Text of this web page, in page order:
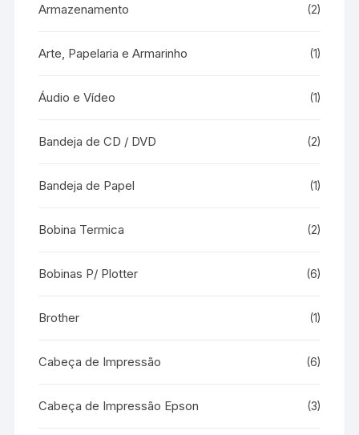
Armazenamento (2)
Arte, Papelaria e Armarinho (1)
Áudio e Vídeo (1)
Bandeja de CD / DVD (2)
Bandeja de Papel (1)
Bobina Termica (2)
Bobinas P/ Plotter (6)
Brother (1)
Cabeça de Impressão (6)
Cabeça de Impressão Epson (3)